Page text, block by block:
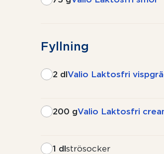
Fyllning
2 dlValio Laktosfri
200 gValio Laktosfri
1 dlströsocker